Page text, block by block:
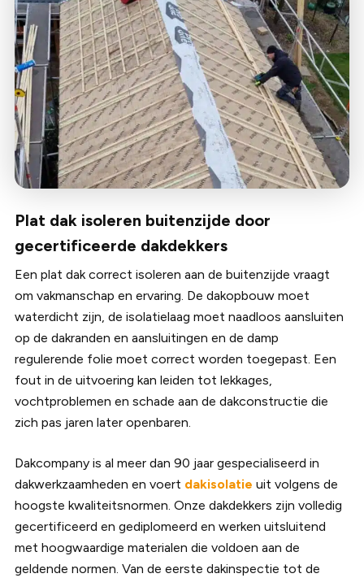
Plat dak isoleren buitenzijde door
gecertificeerde dakdekkers
Een plat dak correct isoleren aan de buitenzijde vraagt
om vakmanschap en ervaring. De dakopbouw moet
waterdicht zijn, de isolatielaag moet naadloos aansluiten
op de dakranden en aansluitingen en de damp
regulerende folie moet correct worden toegepast. Een
fout in de uitvoering kan leiden tot lekkages,
vochtproblemen en schade aan de dakconstructie die
zich pas jaren later openbaren.
Dakcompany is al meer dan 90 jaar gespecialiseerd in
dakwerkzaamheden en voert dakisolatie uit volgens de
hoogste kwaliteitsnormen. Onze dakdekkers zijn volledig
gecertificeerd en gediplomeerd en werken uitsluitend
met hoogwaardige materialen die voldoen aan de
geldende normen. Van de eerste dakinspectie tot de